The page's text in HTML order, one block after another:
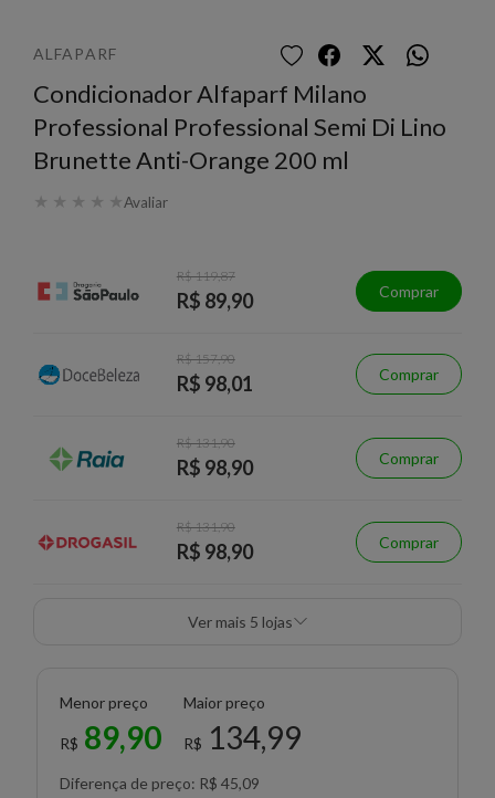
ALFAPARF
Condicionador Alfaparf Milano
Professional Professional Semi Di Lino
Brunette Anti-Orange 200 ml
★ ★ ★ ★ ★Avaliar
R$ 119,87
R$ 89,90 Comprar
R$ 157,90
R$ 98,01 Comprar
R$ 131,90
R$ 98,90 Comprar
R$ 131,90
R$ 98,90 Comprar
Ver mais 5 lojas
Menor preço
R$ 89,90
Maior preço
R$ 134,99
Diferença de preço: R$ 45,09